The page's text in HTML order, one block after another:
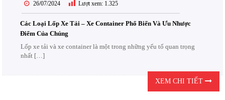
26/07/2024 Lượt xem: 1.325
Các Loại Lốp Xe Tải – Xe Container Phổ Biến Và Ưu Nhược
Điểm Của Chúng
Lốp xe tải và xe container là một trong những yếu tố quan trọng
nhất […]
XEM CHI TIẾT